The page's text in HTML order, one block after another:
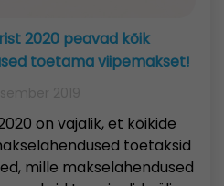
2020 peavad kõik
toetama viipemakset!
on vajalik, et kõikide
toetaksid
mille makselahendused